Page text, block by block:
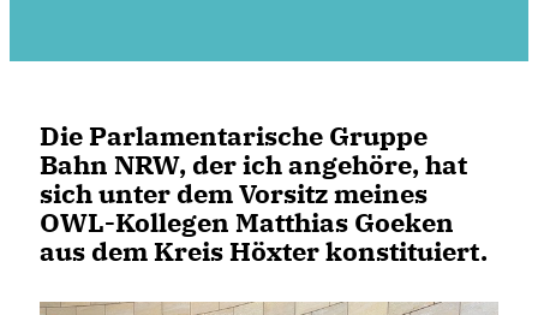
Die Parlamentarische Gruppe
Bahn NRW, der ich angehöre, hat
sich unter dem Vorsitz meines
OWL-Kollegen Matthias Goeken
aus dem Kreis Höxter konstituiert.